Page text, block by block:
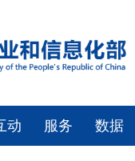
动 服务 数据